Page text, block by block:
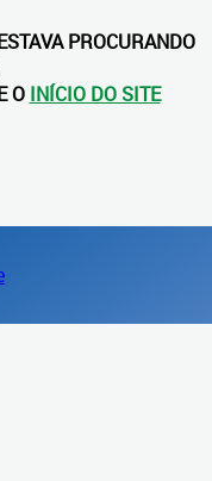
PROCURANDO
O INÍCIO DO SITE